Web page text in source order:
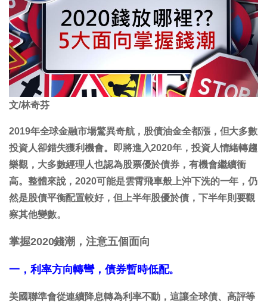
文/林奇芬
2019年全球金融市場驚異奇航，股債油金全都漲，但大多數
投資人卻錯失獲利機會。即將進入2020年，投資人情緒轉趨
樂觀，大多數經理人也認為股票優於債券，有機會繼續衝
高。整體來說，2020可能是雲霄飛車般上沖下洗的一年，仍
然是股債平衡配置較好，但上半年股優於債，下半年則要觀
察其他變數。
掌握2020錢潮，注意五個面向
一，利率方向轉彎，債券暫時低配。
美國聯準會從連續降息轉為利率不動，這讓全球債、高評等